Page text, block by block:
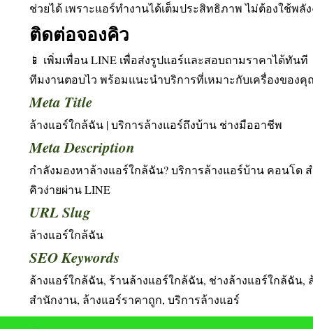
ช่วยได้ เพราะแอร์ทำงานได้เต็มประสิทธิภาพ ไม่ต้องใช้พ
ติดต่อจองคิว
📱 เพิ่มเพื่อน LINE เพื่อส่งรูปแอร์และสอบถามราคาได้ทันที
ทีมงานตอบไว พร้อมแนะนำบริการที่เหมาะกับเครื่องของ
Meta Title
ล้างแอร์ใกล้ฉัน | บริการล้างแอร์ถึงบ้าน ช่างมืออาชีพ
Meta Description
กำลังมองหาล้างแอร์ใกล้ฉัน? บริการล้างแอร์บ้าน คอนโด
คิวง่ายผ่าน LINE
URL Slug
ล้างแอร์ใกล้ฉัน
SEO Keywords
ล้างแอร์ใกล้ฉัน, ร้านล้างแอร์ใกล้ฉัน, ช่างล้างแอร์ใกล้ฉัน,
สำนักงาน, ล้างแอร์ราคาถูก, บริการล้างแอร์